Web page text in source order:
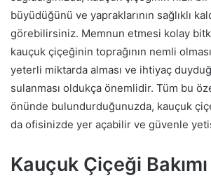
büyüdüğünü ve yapraklarının sağlıklı
görebilirsiniz. Memnun etmesi kolay
kauçuk çiçeğinin toprağının nemli olması,
yeterli miktarda alması ve ihtiyaç
sulanması oldukça önemlidir. Tüm bu
önünde bulundurduğunuzda, kauçuk
da ofisinizde yer açabilir ve güvenle
Kauçuk Çiçeği